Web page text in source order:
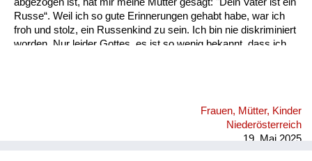
Russe“. Weil ich so gute Erinnerungen gehabt habe, war ich
froh und stolz, ein Russenkind zu sein. Ich bin nie diskriminiert
worden. Nur leider Gottes, es ist so wenig bekannt, dass ich
Frauen, Mütter, Kinder
Niederösterreich
19. Mai 2025